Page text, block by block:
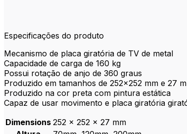
Especificações do produto
Mecanismo de placa giratória de TV de metal
Capacidade de carga de 160 kg
Possui rotação de anjo de 360 ​​graus
Produzido em tamanhos de 252×252 mm e 27
Produzido na cor preta com pintura estática
Capaz de usar movimento e placa giratória
Dimensions 252 × 252 × 27 mm